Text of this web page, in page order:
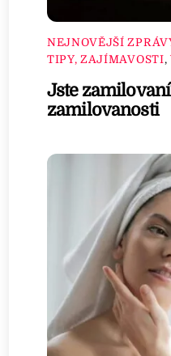
NEJNOVĚJŠÍ
TIPY, ZAJÍMAVOSTI,
Jste
zamilovanosti